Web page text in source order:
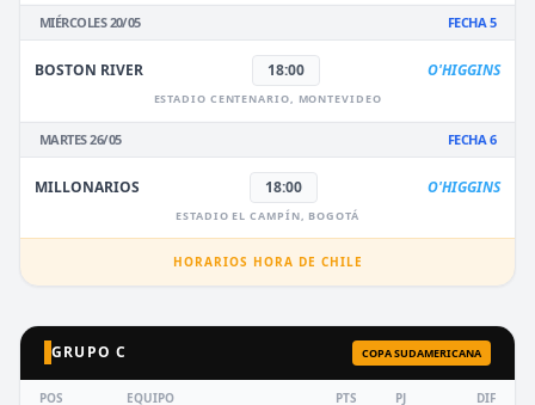
MIÉRCOLES 20/05 FECHA 5
BOSTON RIVER 18:00 O'HIGGINS
ESTADIO CENTENARIO, MONTEVIDEO
MARTES 26/05 FECHA 6
MILLONARIOS 18:00 O'HIGGINS
ESTADIO EL CAMPÍN, BOGOTÁ
HORARIOS HORA DE CHILE
GRUPO C COPA SUDAMERICANA
POS EQUIPO PTS PJ DIF